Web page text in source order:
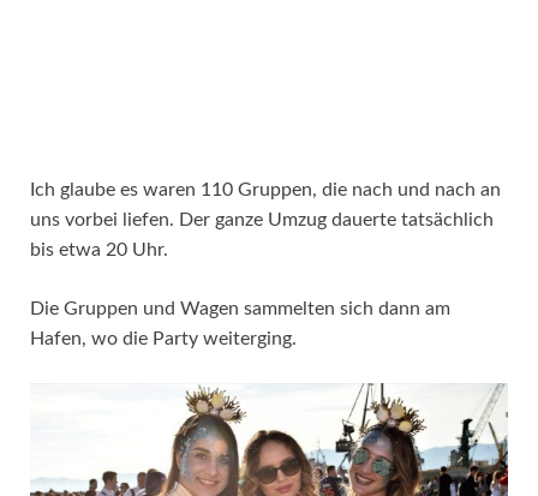
Ich glaube es waren 110 Gruppen, die nach und nach an
uns vorbei liefen. Der ganze Umzug dauerte tatsächlich
bis etwa 20 Uhr.
Die Gruppen und Wagen sammelten sich dann am
Hafen, wo die Party weiterging.